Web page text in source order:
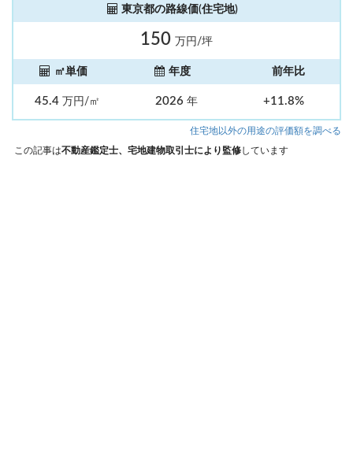
東京都の路線価(住宅地)
150 万円/坪
㎡単価 年度 前年比
45.4万円/㎡ 2026 年 +11.8%
住宅地以外の用途の評価額を調べる
この記事は不動産鑑定士、宅地建物取引士により監修しています